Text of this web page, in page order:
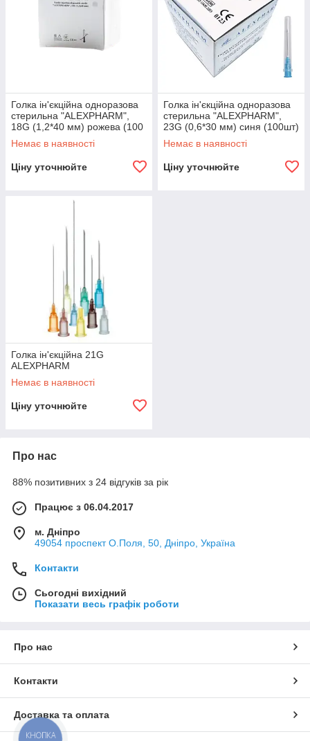
Голка ін'єкційна одноразова
стерильна "ALEXPHARM",
18G (1,2*40 мм) рожева (100
шт.)
Немає в наявності
Ціну уточнюйте
Голка ін'єкційна одноразова
стерильна "ALEXPHARM",
23G (0,6*30 мм) синя (100шт)
Немає в наявності
Ціну уточнюйте
Голка ін'єкційна 21G
ALEXPHARM
Немає в наявності
Ціну уточнюйте
Про нас
88% позитивних з 24 відгуків за рік
Працює з 06.04.2017
м. Дніпро
49054 проспект О.Поля, 50, Дніпро, Україна
Контакти
Сьогодні вихідний
Показати весь графік роботи
Про нас
Контакти
Доставка та оплата
КНОПКА